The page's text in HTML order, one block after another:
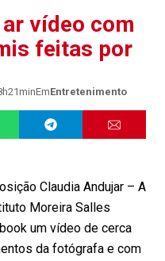
vídeo com
feitas por
EmEntretenimento
Claudia Andujar – A
Moreira Salles
um vídeo de cerca
da fotógrafa e com